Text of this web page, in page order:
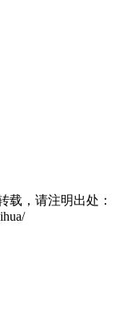
载，请注明出处：